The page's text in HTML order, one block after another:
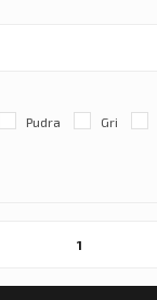
Pudra Gri